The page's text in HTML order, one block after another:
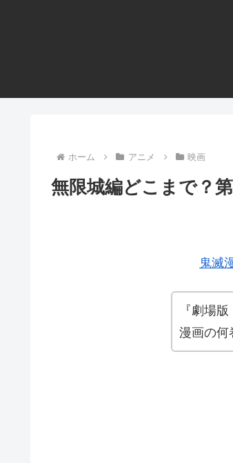
ホーム アニメ 映画
無限城編どこまで？
鬼滅
『劇場
漫画の何